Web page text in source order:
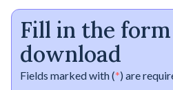
Fill in the
download
Fields marked with (*) are